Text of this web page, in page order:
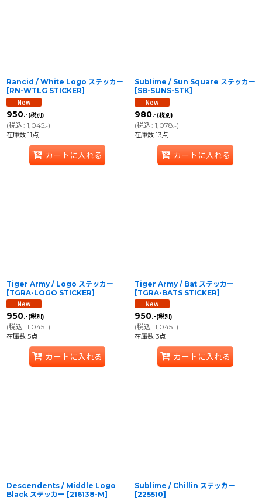
Rancid / White Logo ステッカー
[RN-WTLG STICKER]
950.-(税別)
(税込: 1,045.-)
在庫数 11点
カートに入れる
Sublime / Sun Square ステッカー
[SB-SUNS-STK]
980.-(税別)
(税込: 1,078 .-)
在庫数 13点
カートに入れる
Tiger Army / Logo ステッカー
[TGRA-LOGO STICKER]
950.-(税別)
(税込: 1,045.-)
在庫数 5点
カートに入れる
Tiger Army / Bat ステッカー
[TGRA-BATS STICKER]
950.-(税別)
(税込: 1,045.-)
在庫数 3点
カートに入れる
Descendents / Middle Logo
Black ステッカー [216138-M]
Sublime / Chillin ステッカー
[225510]